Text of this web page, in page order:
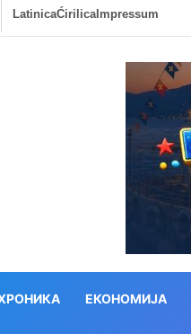
LatinicaĆirilicaImpressum
ЕКОНОМИЈА